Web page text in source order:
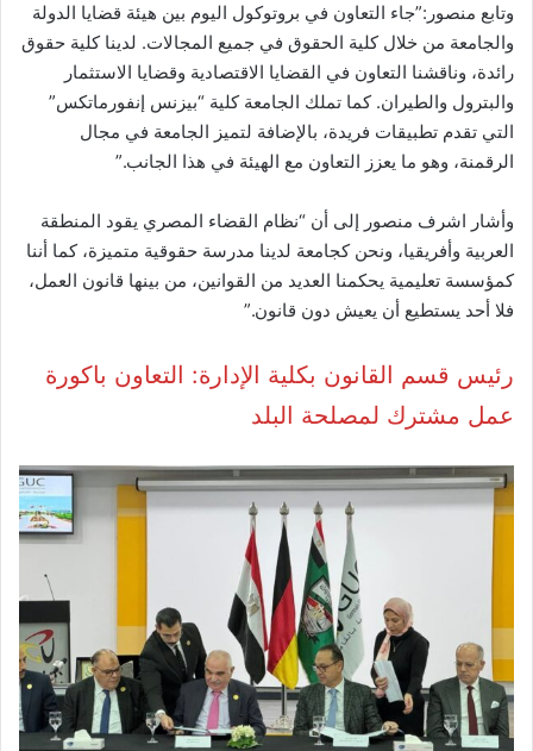
وتابع منصور:”جاء التعاون في بروتوكول اليوم بين هيئة قضايا الدولة
والجامعة من خلال كلية الحقوق في جميع المجالات. لدينا كلية حقوق
رائدة، وناقشنا التعاون في القضايا الاقتصادية وقضايا الاستثمار
والبترول والطيران. كما تملك الجامعة كلية “بيزنس إنفورماتكس”
التي تقدم تطبيقات فريدة، بالإضافة لتميز الجامعة في مجال
الرقمنة، وهو ما يعزز التعاون مع الهيئة في هذا الجانب.”
وأشار اشرف منصور إلى أن “نظام القضاء المصري يقود المنطقة
العربية وأفريقيا، ونحن كجامعة لدينا مدرسة حقوقية متميزة، كما أننا
كمؤسسة تعليمية يحكمنا العديد من القوانين، من بينها قانون العمل،
فلا أحد يستطيع أن يعيش دون قانون.”
رئيس قسم القانون بكلية الإدارة: التعاون باكورة
عمل مشترك لمصلحة البلد